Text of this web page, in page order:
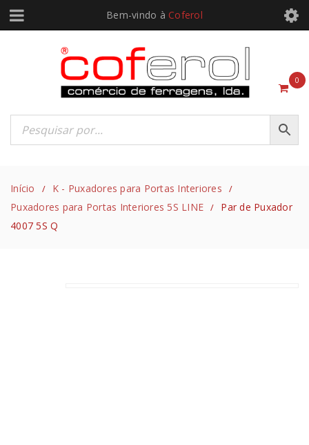
Bem-vindo à Coferol
0
Início / K - Puxadores para Portas Interiores /
Puxadores para Portas Interiores 5S LINE /
Par de Puxador
4007 5S Q